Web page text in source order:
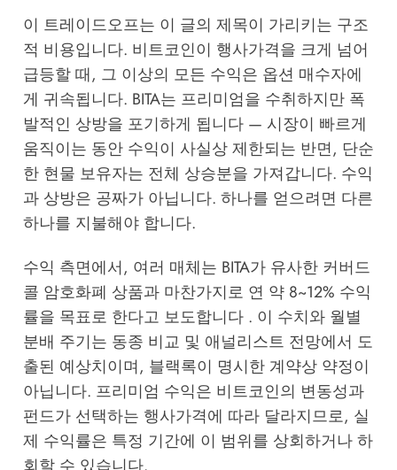
이 트레이드오프는 이 글의 제목이 가리키는 구조
적 비용입니다. 비트코인이 행사가격을 크게 넘어
급등할 때, 그 이상의 모든 수익은 옵션 매수자에
게 귀속됩니다. BITA는 프리미엄을 수취하지만 폭
발적인 상방을 포기하게 됩니다 — 시장이 빠르게
움직이는 동안 수익이 사실상 제한되는 반면, 단순
한 현물 보유자는 전체 상승분을 가져갑니다. 수익
과 상방은 공짜가 아닙니다. 하나를 얻으려면 다른
하나를 지불해야 합니다.
수익 측면에서, 여러 매체는 BITA가 유사한 커버드
콜 암호화폐 상품과 마찬가지로 연 약 8~12% 수익
률을 목표로 한다고 보도합니다 . 이 수치와 월별
분배 주기는 동종 비교 및 애널리스트 전망에서 도
출된 예상치이며, 블랙록이 명시한 계약상 약정이
아닙니다. 프리미엄 수익은 비트코인의 변동성과
펀드가 선택하는 행사가격에 따라 달라지므로, 실
제 수익률은 특정 기간에 이 범위를 상회하거나 하